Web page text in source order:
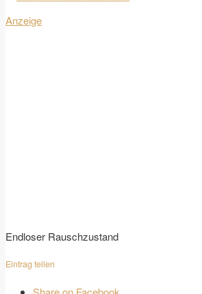
Anzeige
Endloser Rauschzustand
Eintrag teilen